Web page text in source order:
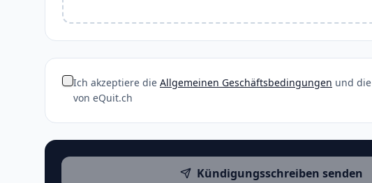
Ich akzeptiere die Allgemeinen Geschäftsbedingungen und die
von eQuit.ch
Kündigungsschreiben senden